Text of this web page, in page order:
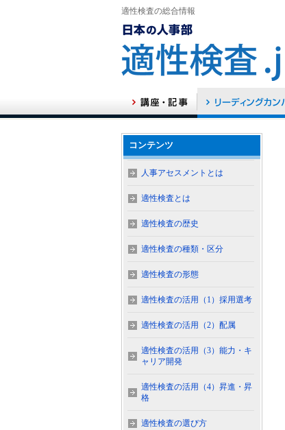
適性検査の総合情報
コンテンツ
人事アセスメントとは
適性検査とは
適性検査の歴史
適性検査の種類・区分
適性検査の形態
適性検査の活用（1）採用選考
適性検査の活用（2）配属
適性検査の活用（3）能力・キ
ャリア開発
適性検査の活用（4）昇進・昇
格
適性検査の選び方